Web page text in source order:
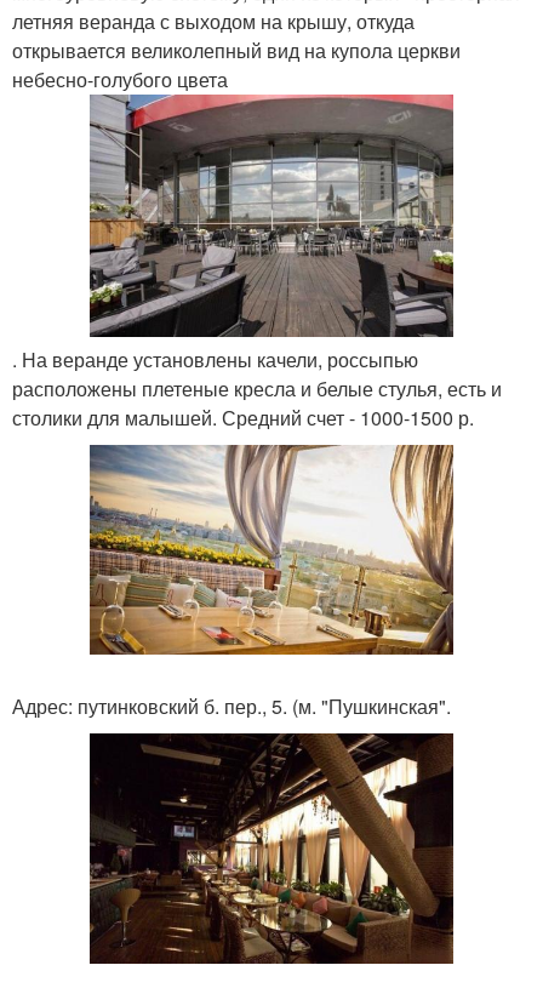
летняя веранда с выходом на крышу, откуда
открывается великолепный вид на купола церкви
небесно-голубого цвета
. На веранде установлены качели, россыпью
расположены плетеные кресла и белые стулья, есть и
столики для малышей. Средний счет - 1000-1500 р.
Адрес: путинковский б. пер., 5. (м. "Пушкинская".